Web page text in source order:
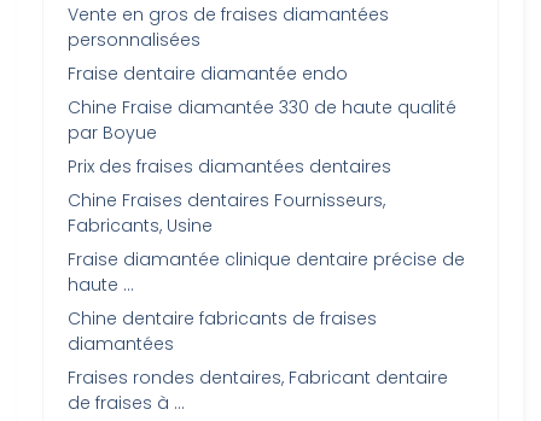
Vente en gros de fraises diamantées
personnalisées
Fraise dentaire diamantée endo
Chine Fraise diamantée 330 de haute qualité
par Boyue
Prix des fraises diamantées dentaires
Chine Fraises dentaires Fournisseurs,
Fabricants, Usine
Fraise diamantée clinique dentaire précise de
haute …
Chine dentaire fabricants de fraises
diamantées
Fraises rondes dentaires, Fabricant dentaire
de fraises à …